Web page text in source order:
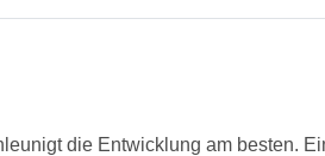
die Entwicklung am besten.